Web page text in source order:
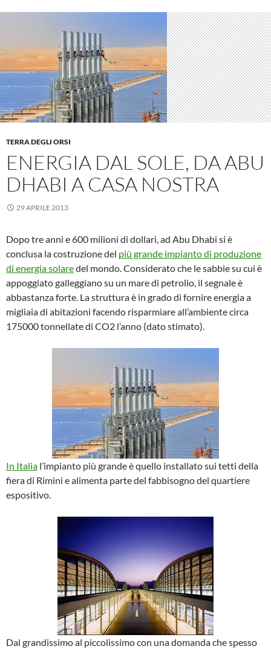
TERRA DEGLI ORSI
ENERGIA DAL SOLE, DA ABU
DHABI A CASA NOSTRA
29 APRILE 2013
Dopo tre anni e 600 milioni di dollari, ad Abu Dhabi si è
conclusa la costruzione del più grande impianto di produzione
di energia solaredel mondo. Considerato che le sabbie su cui è
appoggiato galleggiano su un mare di petrolio, il segnale è
abbastanza forte. La struttura è in grado di fornire energia a
migliaia di abitazioni facendo risparmiare all’ambiente circa
175000 tonnellate di CO2 l’anno (dato stimato).
In Italia l’impianto più grande è quello installato sui tetti della
fiera di Rimini e alimenta parte del fabbisogno del quartiere
espositivo.
Dal grandissimo al piccolissimo con una domanda che spesso